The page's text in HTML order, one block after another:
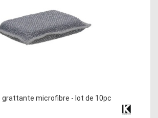
grattante microfibre - lot de 10pc